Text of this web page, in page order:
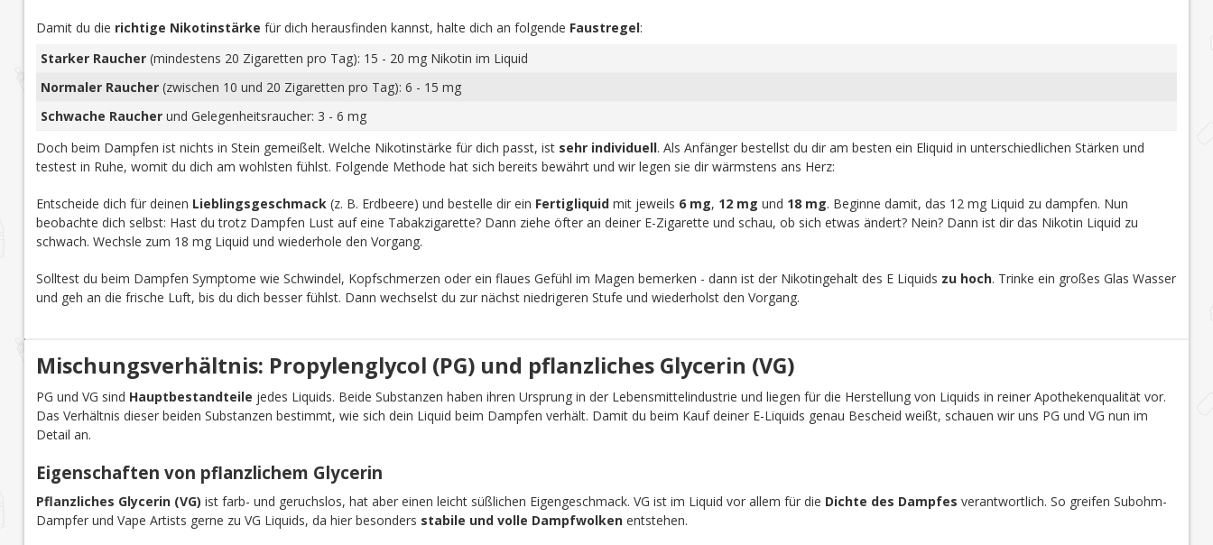
Damit du die richtige Nikotinstärke für dich herausfinden kannst, halte dich an folgende Faustregel:
Starker Raucher(mindestens 20 Zigaretten pro Tag): 15 - 20 mg Nikotin im Liquid
Normaler Raucher(zwischen 10 und 20 Zigaretten pro Tag): 6 - 15 mg
Schwache Raucherund Gelegenheitsraucher: 3 - 6 mg
Doch beim Dampfen ist nichts in Stein gemeißelt. Welche Nikotinstärke für dich passt, ist sehr individuell. Als Anfänger bestellst du dir am besten ein Eliquid in unterschiedlichen Stärken und
testest in Ruhe, womit du dich am wohlsten fühlst. Folgende Methode hat sich bereits bewährt und wir legen sie dir wärmstens ans Herz:
Entscheide dich für deinen Lieblingsgeschmack(z. B. Erdbeere) und bestelle dir ein Fertigliquidmit jeweils 6 mg, 12 mg und 18 mg. Beginne damit, das 12 mg Liquid zu dampfen. Nun
beobachte dich selbst: Hast du trotz Dampfen Lust auf eine Tabakzigarette? Dann ziehe öfter an deiner E-Zigarette und schau, ob sich etwas ändert? Nein? Dann ist dir das Nikotin Liquid zu
schwach. Wechsle zum 18 mg Liquid und wiederhole den Vorgang.
Solltest du beim Dampfen Symptome wie Schwindel, Kopfschmerzen oder ein flaues Gefühl im Magen bemerken - dann ist der Nikotingehalt des E Liquids zu hoch. Trinke ein großes Glas Wasser
und geh an die frische Luft, bis du dich besser fühlst. Dann wechselst du zur nächst niedrigeren Stufe und wiederholst den Vorgang.
Mischungsverhältnis: Propylenglycol (PG) und pflanzliches Glycerin (VG)
PG und VG sind Hauptbestandteile jedes Liquids. Beide Substanzen haben ihren Ursprung in der Lebensmittelindustrie und liegen für die Herstellung von Liquids in reiner Apothekenqualität vor.
Das Verhältnis dieser beiden Substanzen bestimmt, wie sich dein Liquid beim Dampfen verhält. Damit du beim Kauf deiner E-Liquids genau Bescheid weißt, schauen wir uns PG und VG nun im
Detail an.
Eigenschaften von pflanzlichem Glycerin
Pflanzliches Glycerin (VG) ist farb- und geruchslos, hat aber einen leicht süßlichen Eigengeschmack. VG ist im Liquid vor allem für die Dichte des Dampfes verantwortlich. So greifen Subohm-
Dampfer und Vape Artists gerne zu VG Liquids, da hier besonders stabile und volle Dampfwolkenentstehen.